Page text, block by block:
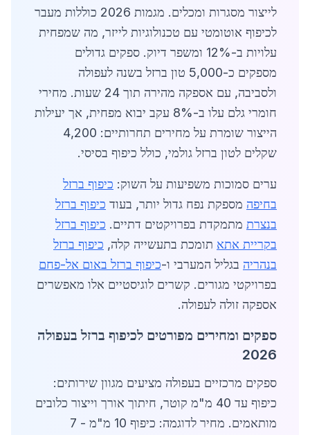
לייצור מסגרות ומכלים. מגמות 2026 כוללות מעבר
לכיפוף אוטומטי עם טכנולוגיות לייזר, מה שמפחית
עלויות ב-12% ומשפר דיוק. ספקים גדולים
מספקים כ-5,000 טון ברזל בשנה לעפולה
ולסביבה, עם אספקה מהירה תוך 24 שעות. מחירי
חומרי גלם עלו ב-8% עקב יבוא מפחית, אך יעילות
הייצור שומרת על מחירים תחרותיים: 4,200
שקלים לטון ברזל גולמי, כולל כיפוף בסיסי.
ערים סמוכות משפיעות על השוק: כיפוף ברזל
בחיפה מספקת נפח גדול יותר, בעוד כיפוף ברזל
בנצרת מתמקדת בפרויקטים דתיים. כיפוף ברזל
בקריית אתא תומכת בתעשייה קלה, כיפוף ברזל
בנהריה בגליל המערבי ו-כיפוף ברזל באום אל-פחם
בפרויקטי מגורים. קשרים לוגיסטיים אלו מאפשרים
אספקה זולה לעפולה.
ספקים ומחירים מפורטים לכיפוף ברזל בעפולה
2026
ספקים מרכזיים בעפולה מציעים מגוון שירותים:
כיפוף עד 40 מ"מ קוטר, חיתוך אורך וייצור כלובים
מותאמים. מחיר לדוגמה: כיפוף 10 מ"מ - 7